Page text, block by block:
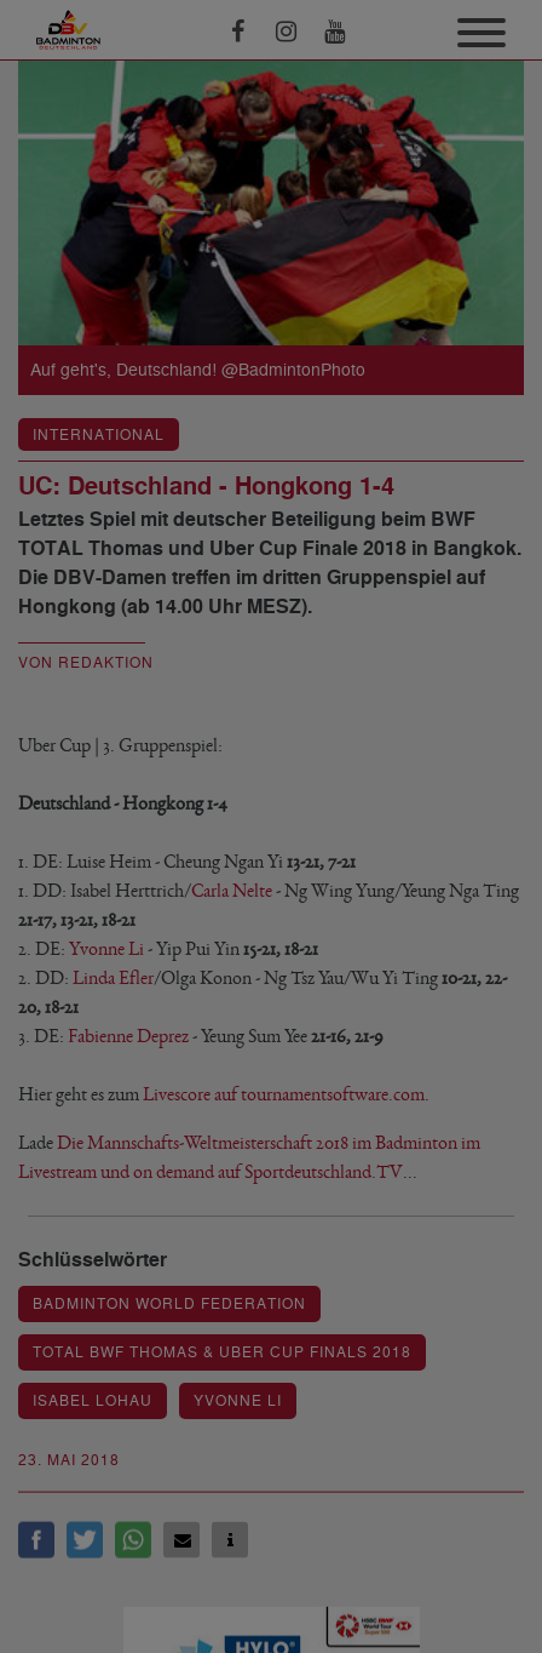
Auf geht's, Deutschland! @BadmintonPhoto
23. MAI 2018
INTERNATIONAL
UC: Deutschland - Hongkong 1-4
Letztes Spiel mit deutscher Beteiligung beim BWF
TOTAL Thomas und Uber Cup Finale 2018 in Bangkok.
Die DBV-Damen treffen im dritten Gruppenspiel auf
Hongkong (ab 14.00 Uhr MESZ).
VON REDAKTION
Uber Cup | 3. Gruppenspiel:
Deutschland - Hongkong 1-4
1. DE: Luise Heim - Cheung Ngan Yi 13-21, 7-21
1. DD: Isabel Herttrich/Carla Nelte- Ng Wing Yung/Yeung Nga Ting
21-17, 13-21, 18-21
2. DE: Yvonne Li - Yip Pui Yin 15-21, 18-21
2. DD: Linda Efler/Olga Konon - Ng Tsz Yau/Wu Yi Ting10-21, 22-
20, 18-21
3. DE: Fabienne Deprez- Yeung Sum Yee21-16, 21-9
Hier geht es zum Livescore auf tournamentsoftware.com
LadeDie Mannschafts-Weltmeisterschaft 2018 im Badminton im
Livestream und on demand auf Sportdeutschland.TV
Schlüsselwörter
BADMINTON WORLD FEDERATION
TOTAL BWF THOMAS & UBER CUP FINALS 2018
ISABEL LOHAU YVONNE LI